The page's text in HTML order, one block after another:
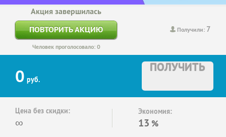
Получили: 7
Акция завершилась
ПОВТОРИТЬ АКЦИЮ
Человек проголосовало: 0
0 руб.
ПОЛУЧИТЬ
Цена без скидки:
∞
Экономия:
13 %